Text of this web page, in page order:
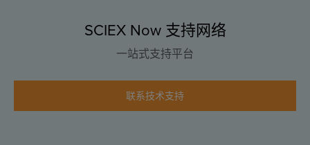
SCIEX Now 支持网络
一站式支持平台
联系技术支持